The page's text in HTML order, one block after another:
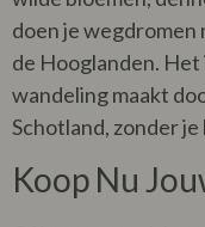
doen je wegdromen
de Hooglanden. Het
wandeling maakt
Schotland, zonder
Koop Nu